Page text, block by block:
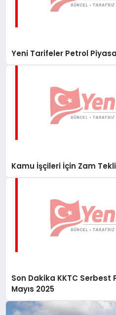
Yeni Tarifeler Petrol
Kamu İşçileri İçin Zam
Son Dakika KKTC Serbest
Mayıs 2025